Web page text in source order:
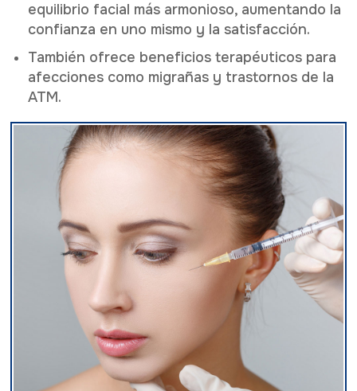
equilibrio facial más armonioso, aumentando la
confianza en uno mismo y la satisfacción.
También ofrece beneficios terapéuticos para
afecciones como migrañas y trastornos de la
ATM.